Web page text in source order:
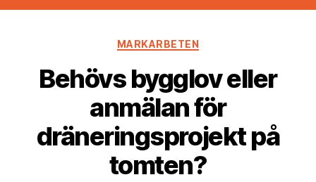
Kategorier
MARKARBETEN
Behövs bygglov eller
anmälan för
dräneringsprojekt på
tomten?